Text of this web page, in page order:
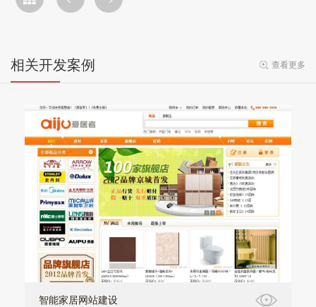
相关开发案例 查看更多
智能家居网站建设